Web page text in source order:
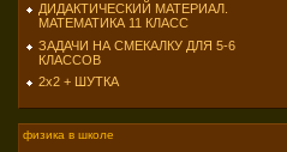
ДИДАКТИЧЕСКИЙ МАТЕРИАЛ.
МАТЕМАТИКА 11 КЛАСС
ЗАДАЧИ НА СМЕКАЛКУ ДЛЯ 5-6
КЛАССОВ
2х2 + ШУТКА
физика в школе